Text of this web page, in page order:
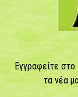
Εγγραφείτε
τα νέα